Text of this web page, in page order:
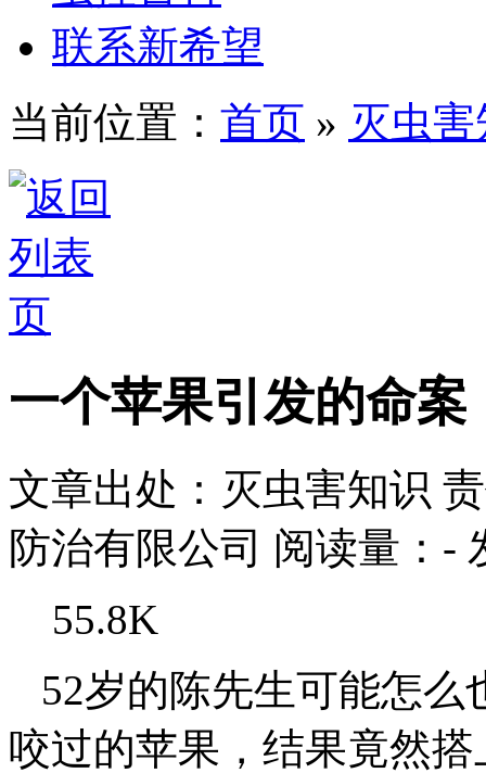
联系新希望
当前位置： 首页 » 灭虫
一个苹果引发的命案
文章出处：灭虫害知识
防治有限公司 阅读量： -
55.8K
52岁的陈先生可能怎么
咬过的苹果，结果竟然